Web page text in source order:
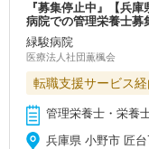
『募集停止中』【兵
病院での管理栄養士募
緑駿病院
医療法人社団薫楓会
転職支援サービス経
管理栄養士・栄養
兵庫県 小野市 匠台